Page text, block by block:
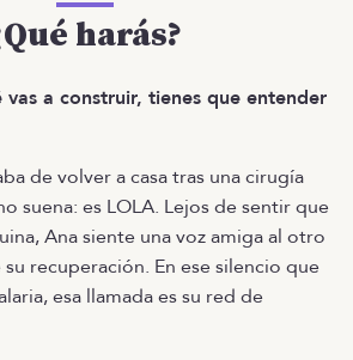
harás?
vas a construir, tienes que entender
de volver a casa tras una cirugía
suena: es LOLA. Lejos de sentir que
Ana siente una voz amiga al otro
recuperación. En ese silencio que
esa llamada es su red de